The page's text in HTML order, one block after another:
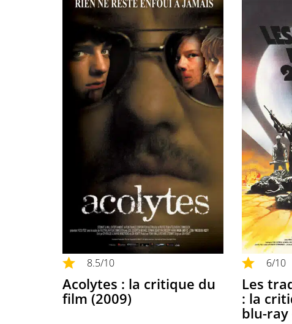
8.5/10
Acolytes : la critique du
film (2009)
6/10
Les
: la
blu-ray